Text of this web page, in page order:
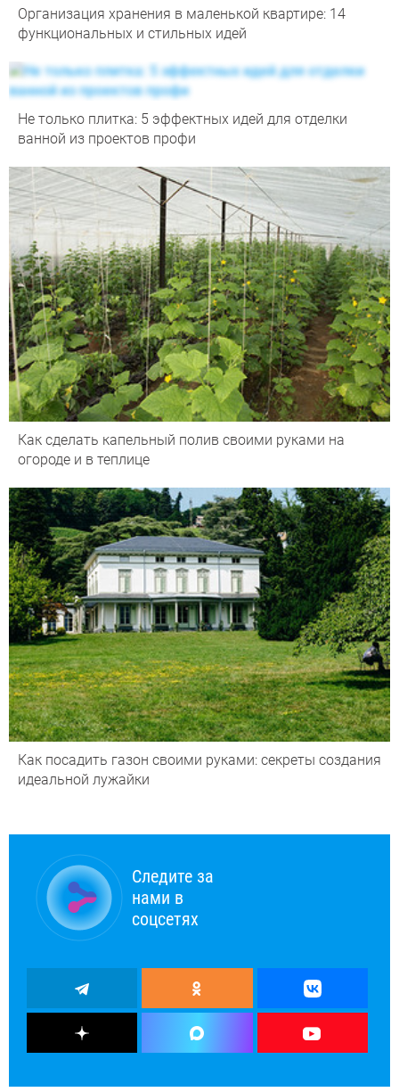
Организация хранения в маленькой квартире: 14
функциональных и стильных идей
Не только плитка: 5 эффектных идей для отделки
ванной из проектов профи
Как сделать капельный полив своими руками на
огороде и в теплице
Как посадить газон своими руками: секреты создания
идеальной лужайки
Следите за
нами в
соцсетях